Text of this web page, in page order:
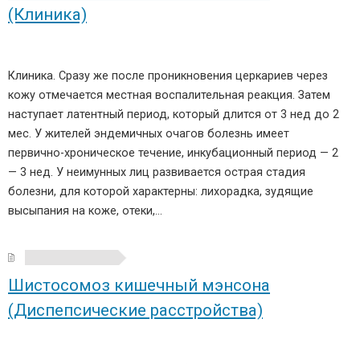
(Клиника)
Клиника. Сразу же после проникновения церкариев через
кожу отмечается местная воспалительная реакция. Затем
наступает латентный период, который длится от 3 нед до 2
мес. У жителей эндемичных очагов болезнь имеет
первично-хроническое течение, инкубационный период — 2
— 3 нед. У неимунных лиц развивается острая стадия
болезни, для которой характерны: лихорадка, зудящие
высыпания на коже, отеки,…
Шистосомоз кишечный мэнсона
(Диспепсические расстройства)